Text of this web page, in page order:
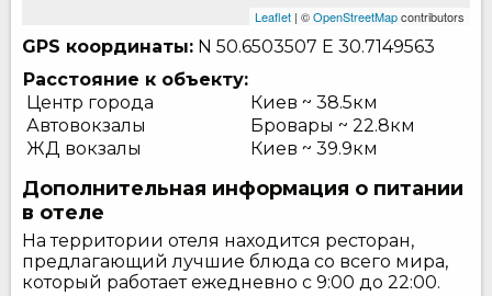
Leaflet | ©OpenStreetMapcontributors
GPS координаты: N 50.6503507 E 30.7149563
Расстояние к объекту:
Центр города
Киев ~ 38.5км
Автовокзалы
Бровары ~ 22.8км
ЖД вокзалы
Киев ~ 39.9км
Дополнительная информация о питании
в отеле
На территории отеля находится ресторан,
предлагающий лучшие блюда со всего мира,
который работает ежедневно с 9:00 до 22:00.